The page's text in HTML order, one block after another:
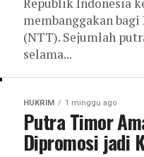
membanggakan
(NTT). Sejumlah
selama...
HUKRIM 1 minggu ago
Putra Timor
Dipromosi jadi